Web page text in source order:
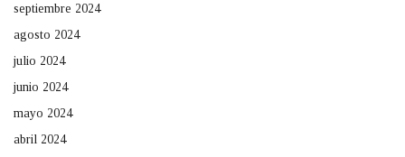
septiembre 2024
agosto 2024
julio 2024
junio 2024
mayo 2024
abril 2024